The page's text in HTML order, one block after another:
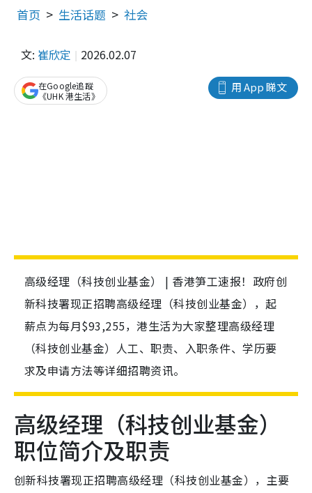
首页 生活话题 社会
文: 崔欣定 2026.02.07
用 App 睇文
在Google追蹤
《UHK 港生活》
高级经理（科技创业基金） | 香港笋工速报！政府创
新科技署现正招聘高级经理（科技创业基金），起
薪点为每月$93,255，港生活为大家整理高级经理
（科技创业基金）人工、职责、入职条件、学历要
求及申请方法等详细招聘资讯。
高级经理（科技创业基金）
职位简介及职责
创新科技署现正招聘高级经理（科技创业基金），主要